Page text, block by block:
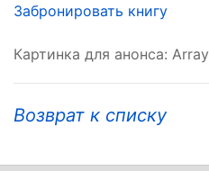
Забронировать книгу
Картинка для анонса: Array
Возврат к списку